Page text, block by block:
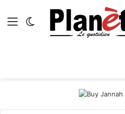
Menu Switch skin